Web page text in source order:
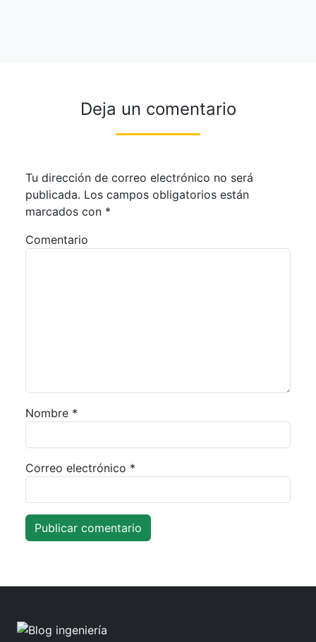
Deja un comentario
Tu dirección de correo electrónico no será
publicada. Los campos obligatorios están
marcados con *
Comentario
Nombre *
Correo electrónico *